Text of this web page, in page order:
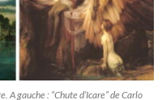
gauche : “Chute d’Icare” de Carlo